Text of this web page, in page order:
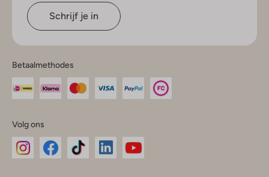
Schrijf je in
Betaalmethodes
Volg ons